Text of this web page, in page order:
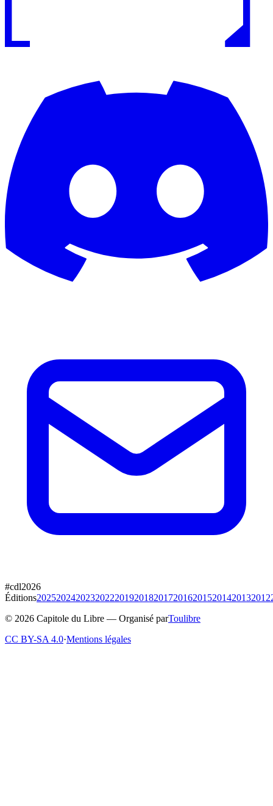
#cdl2026
Éditions202520242023202220192018201720162015201420132012
© 2026 Capitole du Libre — Organisé parToulibre
CC BY-SA 4.0·Mentions légales